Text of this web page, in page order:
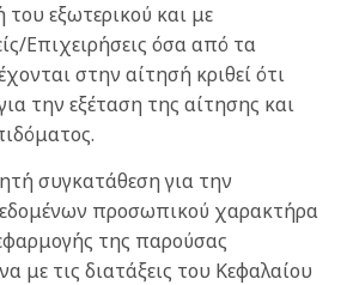
εξωτερικού και με
Επιχειρήσεις όσα από τα
στην αίτησή κριθεί ότι
την εξέταση της αίτησης και
συγκατάθεση για την
προσωπικού χαρακτήρα
της παρούσας
τις διατάξεις του Κεφαλαίου